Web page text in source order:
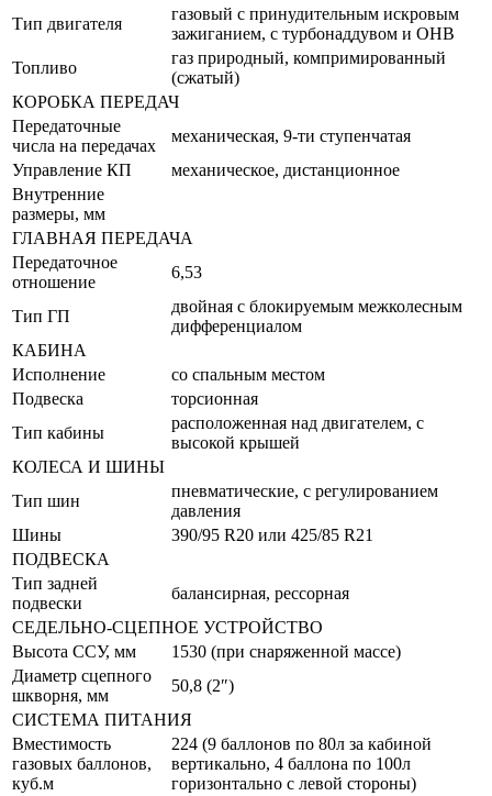
Тип двигателя
газовый с принудительным искровым
зажиганием, с турбонаддувом и ОНВ
Топливо
газ природный, компримированный
(сжатый)
КОРОБКА ПЕРЕДАЧ
Передаточные
числа на передачах
механическая, 9-ти ступенчатая
Управление КП
механическое, дистанционное
Внутренние
размеры, мм
ГЛАВНАЯ ПЕРЕДАЧА
Передаточное
отношение
6,53
Тип ГП
двойная с блокируемым межколесным
дифференциалом
КАБИНА
Исполнение
со спальным местом
Подвеска
торсионная
Тип кабины
расположенная над двигателем, с
высокой крышей
КОЛЕСА И ШИНЫ
Тип шин
пневматические, с регулированием
давления
Шины
390/95 R20 или 425/85 R21
ПОДВЕСКА
Тип задней
подвески
балансирная, рессорная
СЕДЕЛЬНО-СЦЕПНОЕ УСТРОЙСТВО
Высота ССУ, мм
1530 (при снаряженной массе)
Диаметр сцепного
шкворня, мм
50,8 (2″)
СИСТЕМА ПИТАНИЯ
Вместимость
газовых баллонов,
куб.м
224 (9 баллонов по 80л за кабиной
вертикально, 4 баллона по 100л
горизонтально с левой стороны)